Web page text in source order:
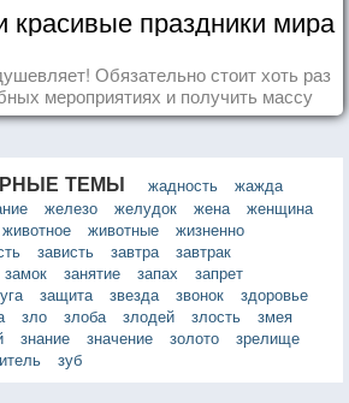
праздники мира
Обязательно стоит хоть раз
мероприятиях и получить массу
впечатлений!
ТЕМЫ жадность
жажда
железо желудок жена
женщина
животное животные
жизненно
зависть завтра
завтрак
замок занятие запах
запрет
защита звезда звонок
здоровье
зло злоба злодей злость
змея
знание значение золото
зрелище
зуб